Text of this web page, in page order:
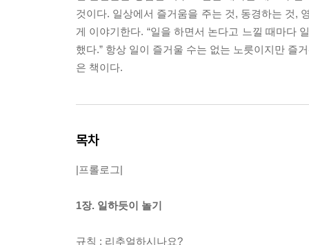
것이다. 일상에서 즐거움을 주는 것, 동경하는 것,
게 이야기한다. “일을 하면서 논다고 느낄 때마다
했다.” 항상 일이 즐거울 수는 없는 노릇이지만 즐
은 책이다.
목차
|프롤로그|
1장. 일하듯이 놀기
규칙 : 리추얼하시나요?